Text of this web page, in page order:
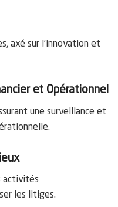
axé sur l’innovation et
et Opérationnel
une surveillance et
activités
les litiges.